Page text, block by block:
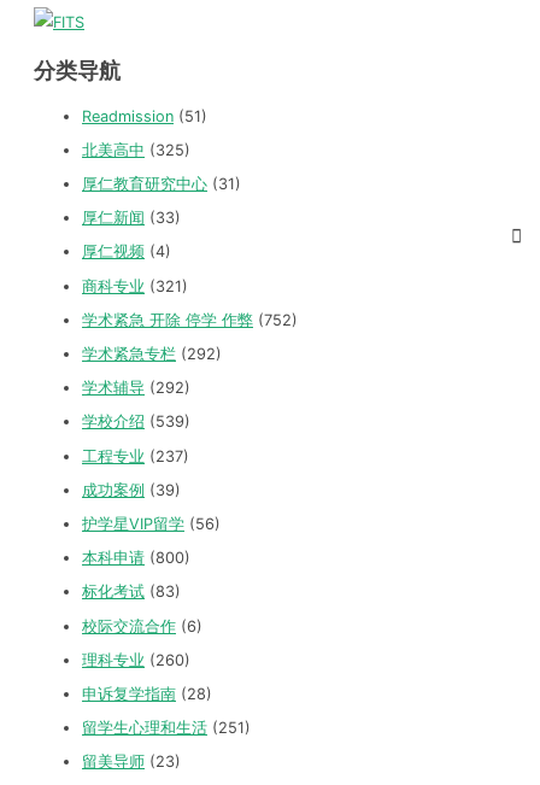
分类导航
Readmission (51)
北美高中 (325)
厚仁教育研究中心 (31)
厚仁新闻 (33)
厚仁视频 (4)
商科专业 (321)
学术紧急 开除 停学 作弊 (752)
学术紧急专栏 (292)
学术辅导 (292)
学校介绍 (539)
工程专业 (237)
成功案例 (39)
护学星VIP留学 (56)
本科申请 (800)
标化考试 (83)
校际交流合作 (6)
理科专业 (260)
申诉复学指南 (28)
留学生心理和生活 (251)
留美导师 (23)